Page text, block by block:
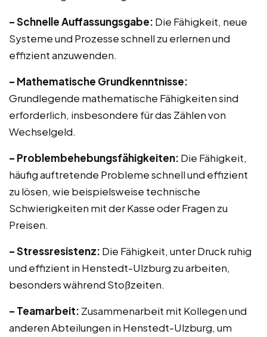
– Schnelle Auffassungsgabe: Die Fähigkeit, neue
Systeme und Prozesse schnell zu erlernen und
effizient anzuwenden.
– Mathematische Grundkenntnisse:
Grundlegende mathematische Fähigkeiten sind
erforderlich, insbesondere für das Zählen von
Wechselgeld.
– Problembehebungsfähigkeiten: Die Fähigkeit,
häufig auftretende Probleme schnell und effizient
zu lösen, wie beispielsweise technische
Schwierigkeiten mit der Kasse oder Fragen zu
Preisen.
– Stressresistenz: Die Fähigkeit, unter Druck ruhig
und effizient in Henstedt-Ulzburg zu arbeiten,
besonders während Stoßzeiten.
– Teamarbeit: Zusammenarbeit mit Kollegen und
anderen Abteilungen in Henstedt-Ulzburg, um